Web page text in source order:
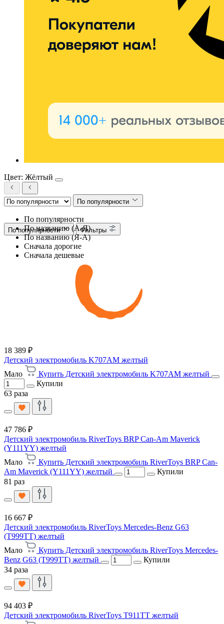
Цвет: Жёлтый
По популярности
По популярности
По названию (А-Я)
По названию (Я-А)
Сначала дорогие
Сначала дешевые
По популярности Фильтры
18 389 ₽
Детский электромобиль K707AM желтый
Мало
Купить Детский электромобиль K707AM желтый
Купили
63 раза
47 786 ₽
Детский электромобиль RiverToys BRP Can-Am Maverick
(Y111YY) желтый
Мало
Купить Детский электромобиль RiverToys BRP Can-
Am Maverick (Y111YY) желтый
Купили
81 раз
16 667 ₽
Детский электромобиль RiverToys Mercedes-Benz G63
(T999TT) желтый
Мало
Купить Детский электромобиль RiverToys Mercedes-
Benz G63 (T999TT) желтый
Купили
34 раза
94 403 ₽
Детский электромобиль RiverToys T911TT желтый